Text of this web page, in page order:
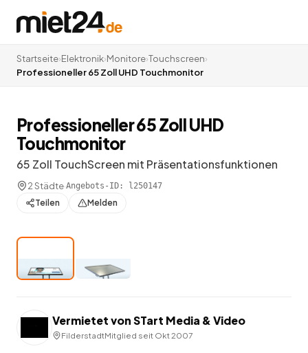
Startseite›Elektronik›Monitore›Touchscreen›
Professioneller 65 Zoll UHD Touchmonitor
Professioneller 65 Zoll UHD
Touchmonitor
65 Zoll TouchScreen mit Präsentationsfunktionen
2 Städte·Angebots-ID: l250147
Teilen Melden
Vermietet vonSTart Media & Video
FilderstadtMitglied seit Okt 2007